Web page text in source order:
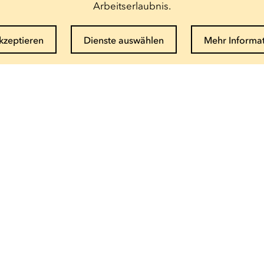
Arbeitserlaubnis.
Dienste auswählen Mehr